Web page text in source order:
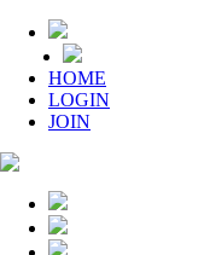
HOME
LOGIN
JOIN